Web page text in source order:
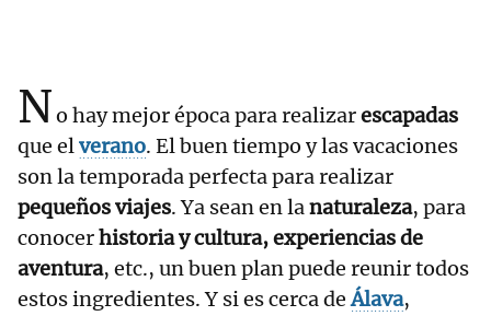
No hay mejor época para realizarescapadas
que elverano. El buen tiempo y las vacaciones
son la temporada perfecta para realizar
pequeños viajes. Ya sean en lanaturaleza, para
conocerhistoria y cultura, experiencias de
aventura, etc., un buen plan puede reunir todos
estos ingredientes. Y si es cerca deÁlava,